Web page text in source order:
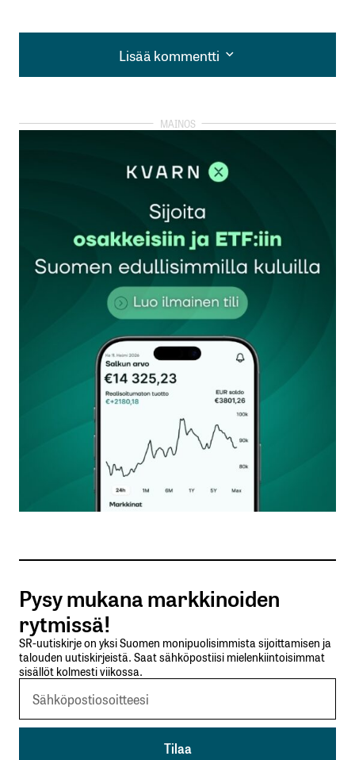
Lisää kommentti
Lisää kommentti
kirjautua
rekisteröityä
Sähköpostiosoitettasi ei julkaista.Pakolliset
kentät on merkitty*
Kommentti*
Nimesi tai nimimerkkisi
Sähköpostiosoitteesi
Tilaa SalkunRakentajan uutiskirje
Lähetä kommentti
Pysy mukana markkinoiden
rytmissä!
SR-uutiskirje on yksi Suomen monipuolisimmista sijoittamisen ja
talouden uutiskirjeistä. Saat sähköpostiisi mielenkiintoisimmat
sisällöt kolmesti viikossa.